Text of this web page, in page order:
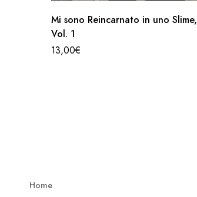
Mi sono Reincarnato in uno Slime,
Vol. 1
13,00€
Home